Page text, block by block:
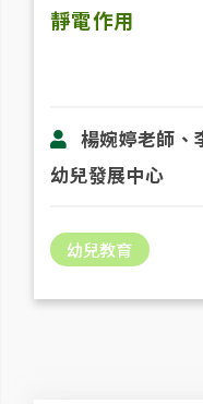
靜電作用
楊婉婷老師、
幼兒發展中心
幼兒教育